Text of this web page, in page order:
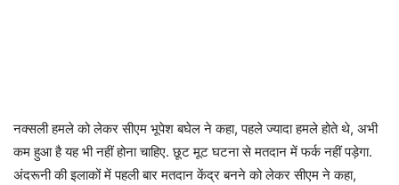
नक्सली हमले को लेकर सीएम भूपेश बघेल ने कहा, पहले ज्यादा हमले होते थे, अभी
कम हुआ है यह भी नहीं होना चाहिए. छूट मूट घटना से मतदान में फर्क नहीं पड़ेगा.
अंदरूनी की इलाकों में पहली बार मतदान केंद्र बनने को लेकर सीएम ने कहा,